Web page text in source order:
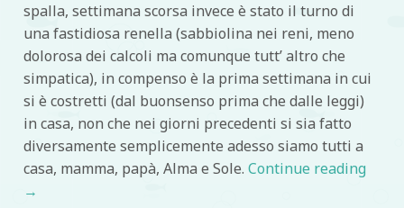
spalla, settimana scorsa invece è stato il turno di
una fastidiosa renella (sabbiolina nei reni, meno
dolorosa dei calcoli ma comunque tutt’ altro che
simpatica), in compenso è la prima settimana in cui
si è costretti (dal buonsenso prima che dalle leggi)
in casa, non che nei giorni precedenti si sia fatto
diversamente semplicemente adesso siamo tutti a
casa, mamma, papà, Alma e Sole. Continue reading
→